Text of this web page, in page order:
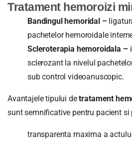
Tratament hemoroizi
Bandingul hemoridal –
pachetelor hemoroidale
Scleroterapia hemoroidala –
sclerozant la nivelul
sub control videoanuscopic.
Avantajele tipului detratament
sunt semnificative pentru pacient si
transparenta maxima a